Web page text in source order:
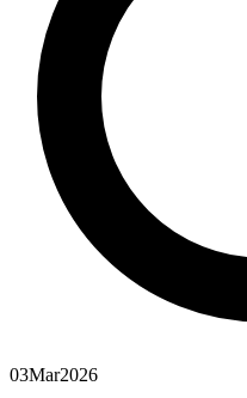
03Mar2026